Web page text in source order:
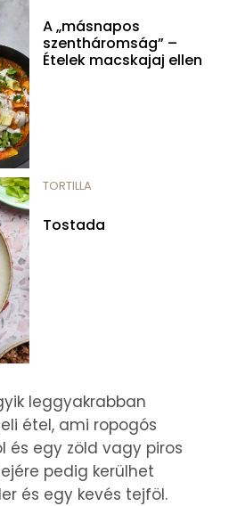
A „másnapos
szentháromság” –
Ételek macskajaj ellen
TORTILLA
Tostada
leggyakrabban
étel, ami ropogós
és egy zöld vagy piros
pedig kerülhet
és egy kevés tejföl.